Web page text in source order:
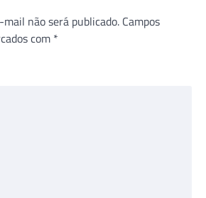
não será publicado. Campos
com *